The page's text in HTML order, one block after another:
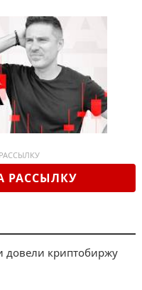
РАССЫЛКУ
довели криптобиржу